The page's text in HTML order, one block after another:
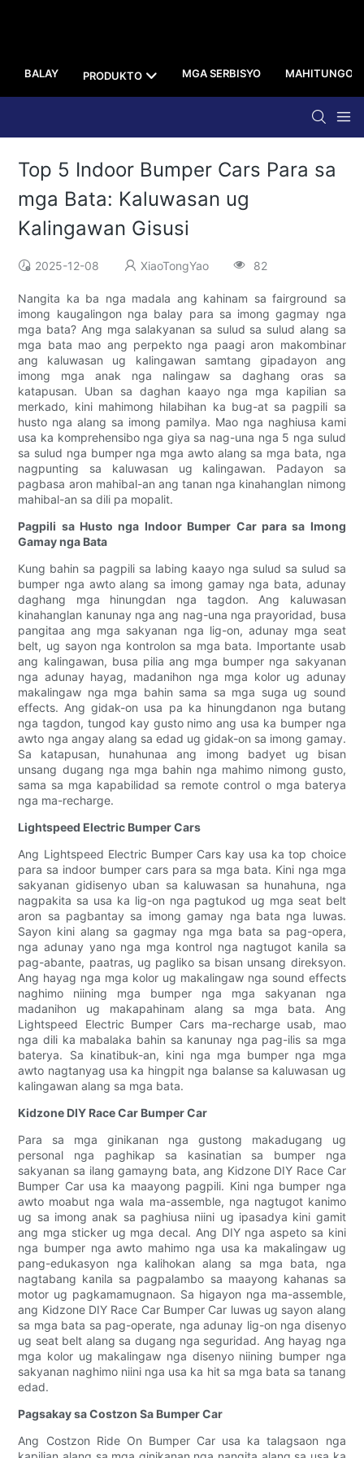
BALAY PRODUKTO MGA SERBISYO MAHITUNGOD
Top 5 Indoor Bumper Cars Para sa
mga Bata: Kaluwasan ug
Kalingawan Gisusi
2025-12-08 XiaoTongYao 82
Nangita ka ba nga madala ang kahinam sa fairground sa
imong kaugalingon nga balay para sa imong gagmay nga
mga bata? Ang mga salakyanan sa sulud sa sulud alang sa
mga bata mao ang perpekto nga paagi aron makombinar
ang kaluwasan ug kalingawan samtang gipadayon ang
imong mga anak nga nalingaw sa daghang oras sa
katapusan. Uban sa daghan kaayo nga mga kapilian sa
merkado, kini mahimong hilabihan ka bug-at sa pagpili sa
husto nga alang sa imong pamilya. Mao nga naghiusa kami
usa ka komprehensibo nga giya sa nag-una nga 5 nga sulud
sa sulud nga bumper nga mga awto alang sa mga bata, nga
nagpunting sa kaluwasan ug kalingawan. Padayon sa
pagbasa aron mahibal-an ang tanan nga kinahanglan nimong
mahibal-an sa dili pa mopalit.
Pagpili sa Husto nga Indoor Bumper Car para sa Imong
Gamay nga Bata
Kung bahin sa pagpili sa labing kaayo nga sulud sa sulud sa
bumper nga awto alang sa imong gamay nga bata, adunay
daghang mga hinungdan nga tagdon. Ang kaluwasan
kinahanglan kanunay nga ang nag-una nga prayoridad, busa
pangitaa ang mga sakyanan nga lig-on, adunay mga seat
belt, ug sayon ​​nga kontrolon sa mga bata. Importante usab
ang kalingawan, busa pilia ang mga bumper nga sakyanan
nga adunay hayag, madanihon nga mga kolor ug adunay
makalingaw nga mga bahin sama sa mga suga ug sound
effects. Ang gidak-on usa pa ka hinungdanon nga butang
nga tagdon, tungod kay gusto nimo ang usa ka bumper nga
awto nga angay alang sa edad ug gidak-on sa imong gamay.
Sa katapusan, hunahunaa ang imong badyet ug bisan
unsang dugang nga mga bahin nga mahimo nimong gusto,
sama sa mga kapabilidad sa remote control o mga baterya
nga ma-recharge.
Lightspeed Electric Bumper Cars
Ang Lightspeed Electric Bumper Cars kay usa ka top choice
para sa indoor bumper cars para sa mga bata. Kini nga mga
sakyanan gidisenyo uban sa kaluwasan sa hunahuna, nga
nagpakita sa usa ka lig-on nga pagtukod ug mga seat belt
aron sa pagbantay sa imong gamay nga bata nga luwas.
Sayon kini alang sa gagmay nga mga bata sa pag-opera,
nga adunay yano nga mga kontrol nga nagtugot kanila sa
pag-abante, paatras, ug pagliko sa bisan unsang direksyon.
Ang hayag nga mga kolor ug makalingaw nga sound effects
naghimo niining mga bumper nga mga sakyanan nga
madanihon ug makapahinam alang sa mga bata. Ang
Lightspeed Electric Bumper Cars ma-recharge usab, mao
nga dili ka mabalaka bahin sa kanunay nga pag-ilis sa mga
baterya. Sa kinatibuk-an, kini nga mga bumper nga mga
awto nagtanyag usa ka hingpit nga balanse sa kaluwasan ug
kalingawan alang sa mga bata.
Kidzone DIY Race Car Bumper Car
Para sa mga ginikanan nga gustong makadugang ug
personal nga paghikap sa kasinatian sa bumper nga
sakyanan sa ilang gamayng bata, ang Kidzone DIY Race Car
Bumper Car usa ka maayong pagpili. Kini nga bumper nga
awto moabut nga wala ma-assemble, nga nagtugot kanimo
ug sa imong anak sa paghiusa niini ug ipasadya kini gamit
ang mga sticker ug mga decal. Ang DIY nga aspeto sa kini
nga bumper nga awto mahimo nga usa ka makalingaw ug
pang-edukasyon nga kalihokan alang sa mga bata, nga
nagtabang kanila sa pagpalambo sa maayong kahanas sa
motor ug pagkamamugnaon. Sa higayon nga ma-assemble,
ang Kidzone DIY Race Car Bumper Car luwas ug sayon ​​alang
sa mga bata sa pag-operate, nga adunay lig-on nga disenyo
ug seat belt alang sa dugang nga seguridad. Ang hayag nga
mga kolor ug makalingaw nga disenyo niining bumper nga
sakyanan naghimo niini nga usa ka hit sa mga bata sa tanang
edad.
Pagsakay sa Costzon Sa Bumper Car
Ang Costzon Ride On Bumper Car usa ka talagsaon nga